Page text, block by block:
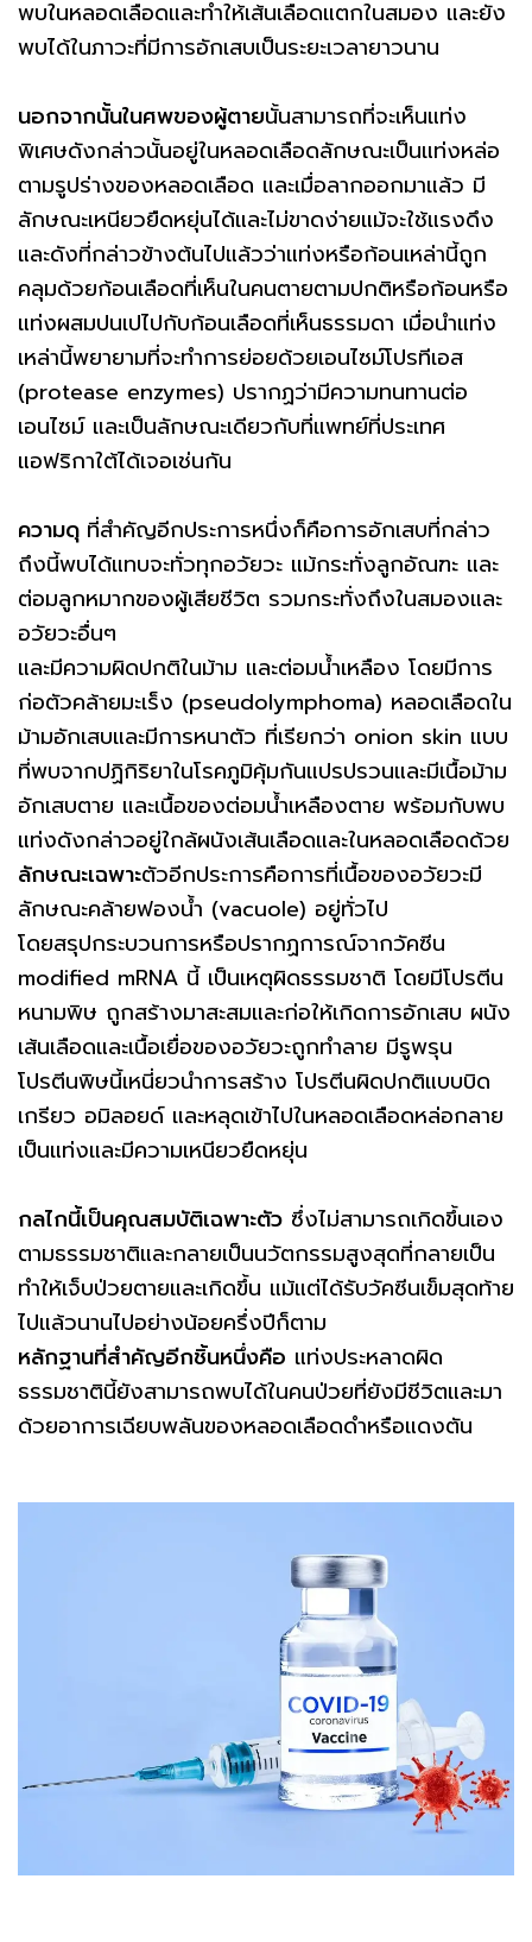
พบในหลอดเลือดและทำให้เส้นเลือดแตกในสมอง และยัง
พบได้ในภาวะที่มีการอักเสบเป็นระยะเวลายาวนาน
นอกจากนั้นในศพของผู้ตายนั้นสามารถที่จะเห็นแท่ง
พิเศษดังกล่าวนั้นอยู่ในหลอดเลือดลักษณะเป็นแท่งหล่อ
ตามรูปร่างของหลอดเลือด และเมื่อลากออกมาแล้ว มี
ลักษณะเหนียวยืดหยุ่นได้และไม่ขาดง่ายแม้จะใช้แรงดึง
และดังที่กล่าวข้างต้นไปแล้วว่าแท่งหรือก้อนเหล่านี้ถูก
คลุมด้วยก้อนเลือดที่เห็นในคนตายตามปกติหรือก้อนหรือ
แท่งผสมปนเปไปกับก้อนเลือดที่เห็นธรรมดา เมื่อนำแท่ง
เหล่านี้พยายามที่จะทำการย่อยด้วยเอนไซม์โปรทีเอส
(protease enzymes) ปรากฏว่ามีความทนทานต่อ
เอนไซม์ และเป็นลักษณะเดียวกับที่แพทย์ที่ประเทศ
แอฟริกาใต้ได้เจอเช่นกัน
ความดุ ที่สำคัญอีกประการหนึ่งก็คือการอักเสบที่กล่าว
ถึงนี้พบได้แทบจะทั่วทุกอวัยวะ แม้กระทั่งลูกอัณฑะ และ
ต่อมลูกหมากของผู้เสียชีวิต รวมกระทั่งถึงในสมองและ
อวัยวะอื่นๆ
และมีความผิดปกติในม้าม และต่อมน้ำเหลือง โดยมีการ
ก่อตัวคล้ายมะเร็ง (pseudolymphoma) หลอดเลือดใน
ม้ามอักเสบและมีการหนาตัว ที่เรียกว่า onion skin แบบ
ที่พบจากปฏิกิริยาในโรคภูมิคุ้มกันแปรปรวนและมีเนื้อม้าม
อักเสบตาย และเนื้อของต่อมน้ำเหลืองตาย พร้อมกับพบ
แท่งดังกล่าวอยู่ใกล้ผนังเส้นเลือดและในหลอดเลือดด้วย
ลักษณะเฉพาะตัวอีกประการคือการที่เนื้อของอวัยวะมี
ลักษณะคล้ายฟองน้ำ (vacuole) อยู่ทั่วไป
โดยสรุปกระบวนการหรือปรากฏการณ์จากวัคซีน
modified mRNA นี้ เป็นเหตุผิดธรรมชาติ โดยมีโปรตีน
หนามพิษ ถูกสร้างมาสะสมและก่อให้เกิดการอักเสบ ผนัง
เส้นเลือดและเนื้อเยื่อของอวัยวะถูกทำลาย มีรูพรุน
โปรตีนพิษนี้เหนี่ยวนำการสร้าง โปรตีนผิดปกติแบบบิด
เกรียว อมิลอยด์ และหลุดเข้าไปในหลอดเลือดหล่อกลาย
เป็นแท่งและมีความเหนียวยืดหยุ่น
กลไกนี้เป็นคุณสมบัติเฉพาะตัว ซึ่งไม่สามารถเกิดขึ้นเอง
ตามธรรมชาติและกลายเป็นนวัตกรรมสูงสุดที่กลายเป็น
ทำให้เจ็บป่วยตายและเกิดขึ้น แม้แต่ได้รับวัคซีนเข็มสุดท้าย
ไปแล้วนานไปอย่างน้อยครึ่งปีก็ตาม
หลักฐานที่สำคัญอีกชิ้นหนึ่งคือ แท่งประหลาดผิด
ธรรมชาตินี้ยังสามารถพบได้ในคนป่วยที่ยังมีชีวิตและมา
ด้วยอาการเฉียบพลันของหลอดเลือดดำหรือแดงตัน